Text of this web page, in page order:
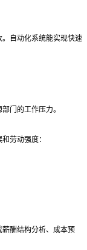
自动化系统能实现快速
门的工作压力。
劳动强度：
酬结构分析、成本预